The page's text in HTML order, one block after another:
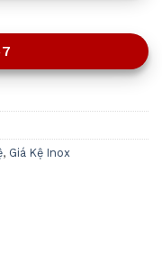
, Giá Kệ Inox